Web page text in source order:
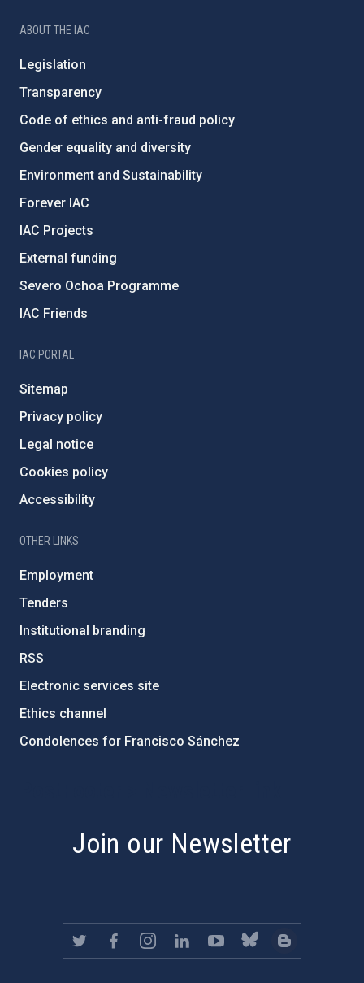
ABOUT THE IAC
Legislation
Transparency
Code of ethics and anti-fraud policy
Gender equality and diversity
Environment and Sustainability
Forever IAC
IAC Projects
External funding
Severo Ochoa Programme
IAC Friends
IAC PORTAL
Sitemap
Privacy policy
Legal notice
Cookies policy
Accessibility
OTHER LINKS
Employment
Tenders
Institutional branding
RSS
Electronic services site
Ethics channel
Condolences for Francisco Sánchez
Join our Newsletter